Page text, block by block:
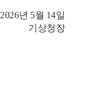
2026년 5월 14일
기상청장